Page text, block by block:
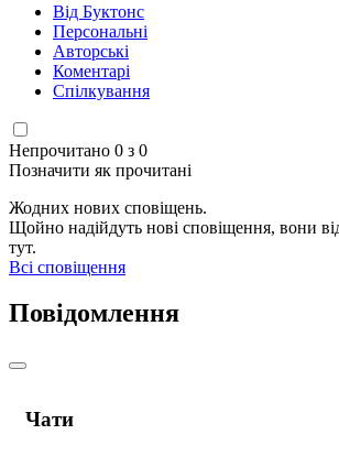
Від Буктонс
Персональні
Авторські
Коментарі
Спілкування
Непрочитано 0 з 0
Позначити як прочитані
Жодних нових сповіщень.
Щойно надійдуть нові сповіщення, вони
тут.
Всі сповіщення
Повідомлення
Чати